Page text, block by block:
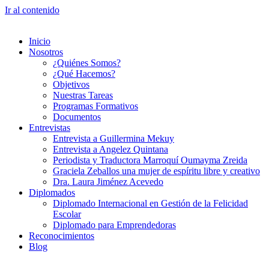
Ir al contenido
Inicio
Nosotros
¿Quiénes Somos?
¿Qué Hacemos?
Objetivos
Nuestras Tareas
Programas Formativos
Documentos
Entrevistas
Entrevista a Guillermina Mekuy
Entrevista a Angelez Quintana
Periodista y Traductora Marroquí Oumayma Zreida
Graciela Zeballos una mujer de espíritu libre y creativo
Dra. Laura Jiménez Acevedo
Diplomados
Diplomado Internacional en Gestión de la Felicidad
Escolar
Diplomado para Emprendedoras
Reconocimientos
Blog